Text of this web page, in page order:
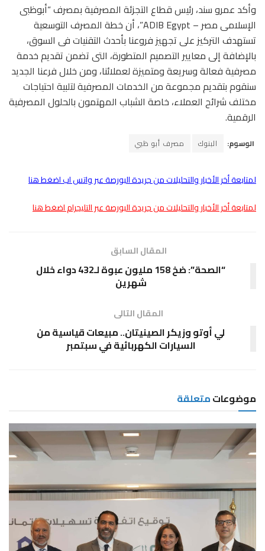
وأكد عمرو سند، رئيس قطاع التجزئة المصرفية بمصرف “أبوظبى
الإسلامى مصر – ADIB Egypt”، أن خطة المصرف التوسعية
تستهدف التركيز على تجهيز فروعنا بأحدث التقنيات فى السوق،
بالإضافة إلى معايير التصميم المتطورة، التى تضمن تقديم خدمة
مصرفية فعالة وسريعة ومتميزة لعملائنا، ومن خلال فرعنا الجديد
سنقوم بتقديم مجموعة من الخدمات المصرفية لتلبية احتياجات
مختلف شرائح العملاء، خاصة الشباب المهتمون بالحلول المصرفية
الرقمية.
الوسوم: البنوك مصرف أبو ظبي
لمتابعة أخر الأخبار والتحليلات من جريدة البورصة عبر واتس اب اضغط هنا
لمتابعة أخر الأخبار والتحليلات من جريدة البورصة عبر التليجرام اضغط هنا
المقال السابق
“الصحة”: ضخ 158 مليون عبوة لـ432 دواء خلال
شهرين
المقال التالى
لي أوتو وزيكر الصينيتان.. مبيعات قياسية من
السيارات الكهربائية في سبتمبر
موضوعاتمتعلقة